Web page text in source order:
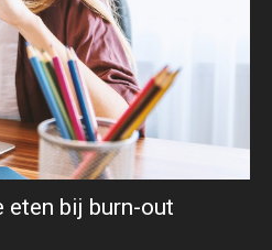
eten bij burn-out